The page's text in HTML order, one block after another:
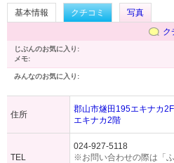
基本情報 クチコミ
写真
ク
じぶんのお気に入り:
メモ:
みんなのお気に入り:
住所
郡山市燧田195エキナカ2F
エキナカ2階
TEL
024-927-5118
※お問い合わせの際は「